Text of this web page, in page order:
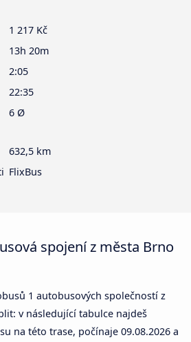
1 217 Kč
13h 20m
2:05
22:35
6 Ø
632,5 km
FlixBus
spojení z města Brno
1 autobusových společností z
v následující tabulce najdeš
na této trase, počínaje 09.08.2026 a